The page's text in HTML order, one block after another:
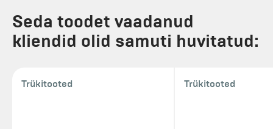
Seda toodet vaadanud
kliendid olid samuti huvitatud:
Trükitooted Trükitooted